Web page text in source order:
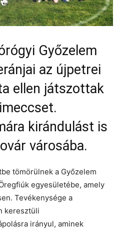
Győzelem
az újpetrei
ellen játszottak
kirándulást is
városába.
tömörülnek a Győzelem
egyesületébe, amely
Tevékenysége a
keresztüli
irányul, aminek